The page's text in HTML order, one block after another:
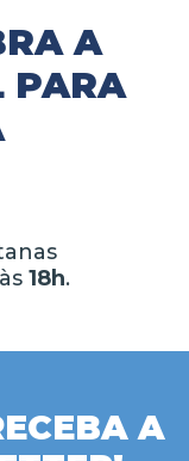
A
PARA
às18h.
A